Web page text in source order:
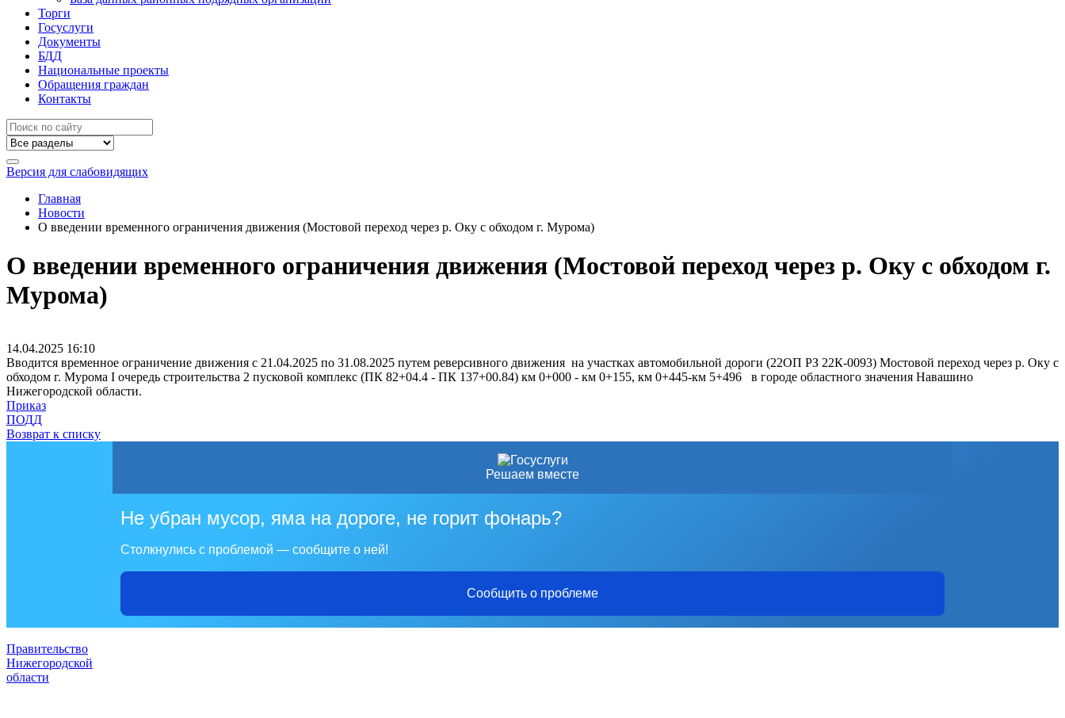
Торги
Госуслуги
Документы
БДД
Национальные проекты
Обращения граждан
Контакты
Версия для слабовидящих
Главная
Новости
О введении временного ограничения движения (Мостовой переход через р. Оку с обходом г. Мурома)
О введении временного ограничения движения (Мостовой переход через р. Оку с обходом г.
Мурома)
14.04.2025 16:10
Вводится временное ограничение движения с 21.04.2025 по 31.08.2025 путем реверсивного движения на участках автомобильной дороги (22ОП РЗ 22К-0093) Мостовой переход через р. Оку с
обходом г. Мурома I очередь строительства 2 пусковой комплекс (ПК 82+04.4 - ПК 137+00.84) км 0+000 - км 0+155, км 0+445-км 5+496 в городе областного значения Навашино
Нижегородской области.
Приказ
ПОДД
Возврат к списку
Решаем вместе
Не убран мусор, яма на дороге, не горит фонарь?
Столкнулись с проблемой — сообщите о ней!
Сообщить о проблеме
Правительство
Нижегородской
области